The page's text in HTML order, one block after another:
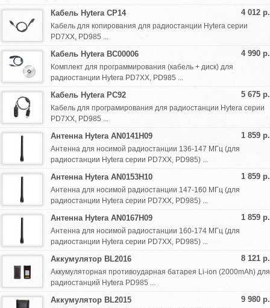
4 012 р.
Кабель Hytera CP14
Кабель для копирования для радиостанции Hytera серии
PD7XX, PD985 ...
4 990 р.
Кабель Hytera BC00006
Комплект для программирования (кабель + диск) для
радиостанции Hytera PD7XX, PD985 ...
5 675 р.
Кабель Hytera PC92
Кабель для програмирования для радиостанции Hytera серии
PD7XX, PD985 ...
1 859 р.
Антенна Hytera AN0141H09
Антенна для носимой радиостанции 136-147 МГц (для
радиостанции Hytera серии PD7XX, PD985) ...
1 859 р.
Антенна Hytera AN0153H10
Антенна для носимой радиостанции 147-160 МГц (для
радиостанции Hytera серии PD7XX, PD985) ...
1 859 р.
Антенна Hytera AN0167H09
Антенна для носимой радиостанции 160-174 МГц (для
радиостанции Hytera серии PD7XX, PD985) ...
8 121 р.
Аккумулятор BL2016
Аккумуляторная противоударная батарея Li-ion (2000mAh) для
радиостанций Hytera PD985 ...
9 980 р.
Аккумулятор BL2015